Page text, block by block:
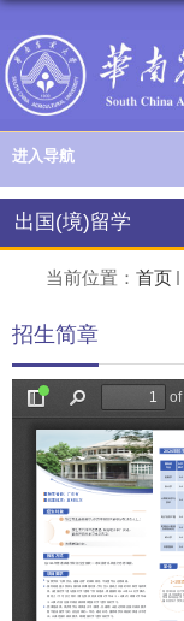
进入导航
出国(境)留学
当前位置： 首页
招生简章